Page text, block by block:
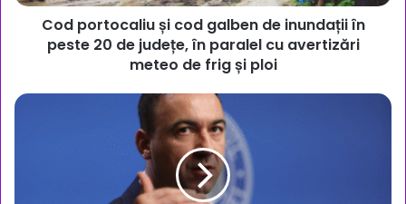
peste
paralel
Cod portocaliu și cod galben de inundații în
peste 20 de județe, în paralel cu avertizări
meteo de frig și ploi
Ministrul